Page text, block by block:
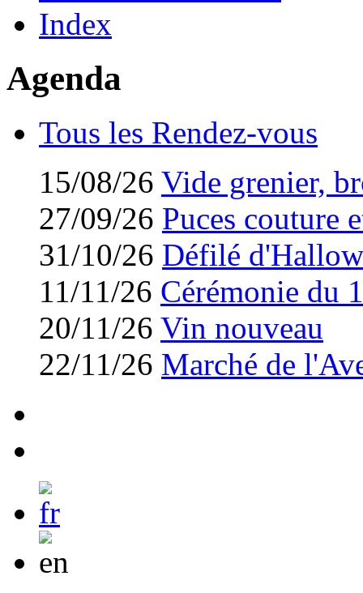
Index
Agenda
Tous les Rendez-vous
15/08/26 Vide grenier,
27/09/26 Puces couture
31/10/26 Défilé
11/11/26 Cérémonie du
20/11/26 Vin nouveau
22/11/26 Marché de